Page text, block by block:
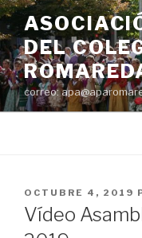
Saltar
al
contenido
DEL
correo:
PUBLICADO
EL
OCTUBRE 4, 2019
Vídeo